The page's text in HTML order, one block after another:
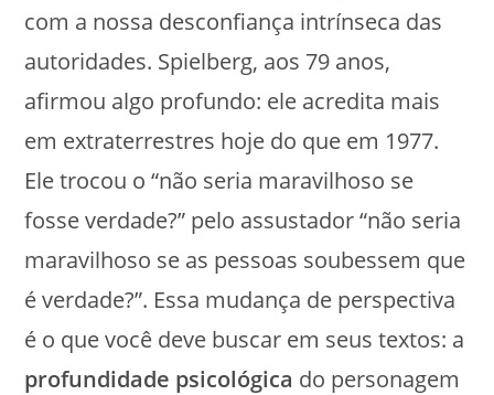
com a nossa desconfiança intrínseca das
autoridades. Spielberg, aos 79 anos,
afirmou algo profundo: ele acredita mais
em extraterrestres hoje do que em 1977.
Ele trocou o “não seria maravilhoso se
fosse verdade?” pelo assustador “não seria
maravilhoso se as pessoas soubessem que
é verdade?”. Essa mudança de perspectiva
é o que você deve buscar em seus textos: a
profundidade psicológica do personagem